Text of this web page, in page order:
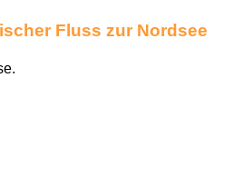
Fluss zur Nordsee